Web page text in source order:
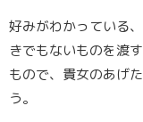
好みがわかっている
きでもないものを渡
もので、貴女のあげ
う。